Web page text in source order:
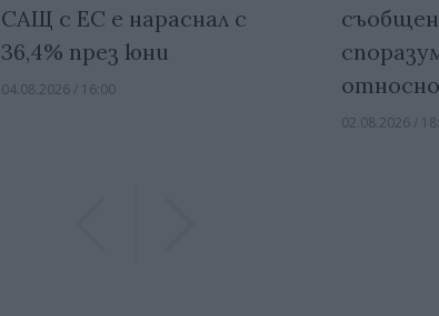
САЩ с ЕС е нараснал с
36,4% през юни
04.08.2026 / 16:00
02.08.2026 /